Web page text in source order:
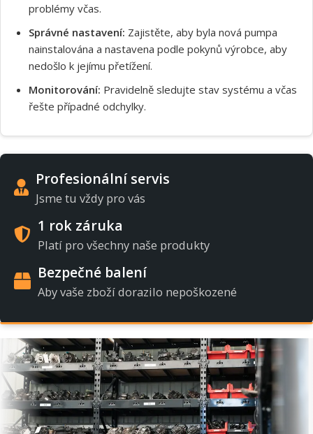
problémy včas.
Správné nastavení: Zajistěte, aby byla nová pumpa
nainstalována a nastavena podle pokynů výrobce, aby
nedošlo k jejímu přetížení.
Monitorování: Pravidelně sledujte stav systému a včas
řešte případné odchylky.
Profesionální servis
Jsme tu vždy pro vás
1 rok záruka
Platí pro všechny naše produkty
Bezpečné balení
Aby vaše zboží dorazilo nepoškozené